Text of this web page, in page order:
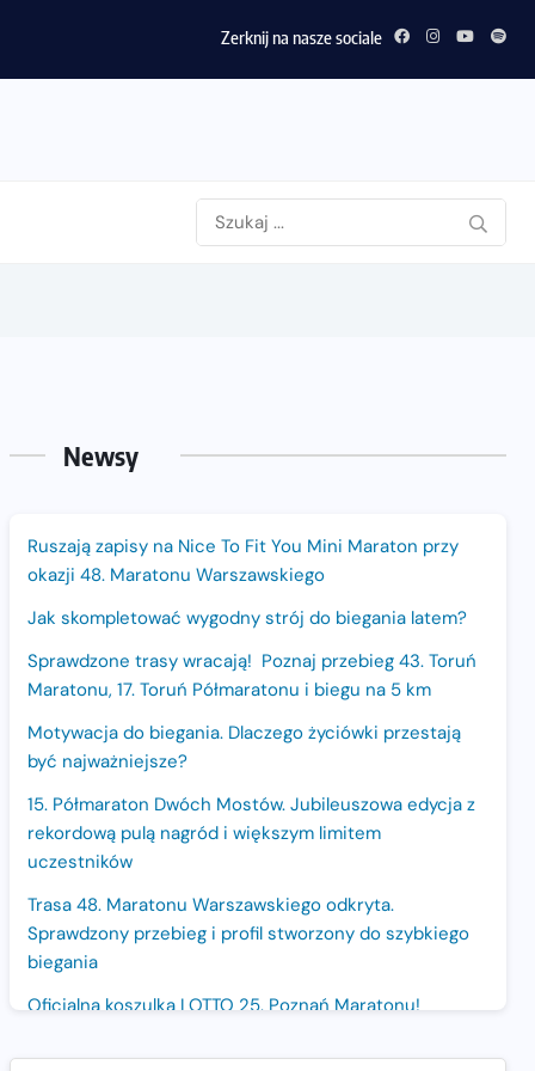
Zerknij na nasze sociale
Newsy
Ruszają zapisy na Nice To Fit You Mini Maraton przy
okazji 48. Maratonu Warszawskiego
Jak skompletować wygodny strój do biegania latem?
Sprawdzone trasy wracają! Poznaj przebieg 43. Toruń
Maratonu, 17. Toruń Półmaratonu i biegu na 5 km
Motywacja do biegania. Dlaczego życiówki przestają
być najważniejsze?
15. Półmaraton Dwóch Mostów. Jubileuszowa edycja z
rekordową pulą nagród i większym limitem
uczestników
Trasa 48. Maratonu Warszawskiego odkryta.
Sprawdzony przebieg i profil stworzony do szybkiego
biegania
Oficjalna koszulka LOTTO 25. Poznań Maratonu!